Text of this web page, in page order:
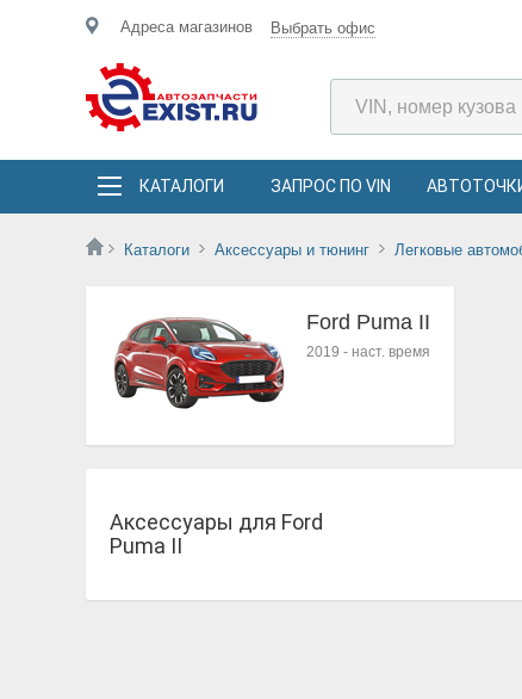
Адреса магазинов Выбрать офис
КАТАЛОГИ ЗАПРОС ПО VIN
Каталоги Аксессуары и тюнинг Легковые
Ford Puma II
2019 - наст. время
Аксессуары для Ford
Puma II